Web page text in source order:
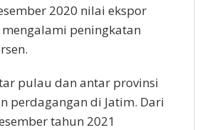
2020 nilai ekspor
peningkatan
pulau dan antar provinsi
perdagangan di Jatim. Dari
tahun 2021